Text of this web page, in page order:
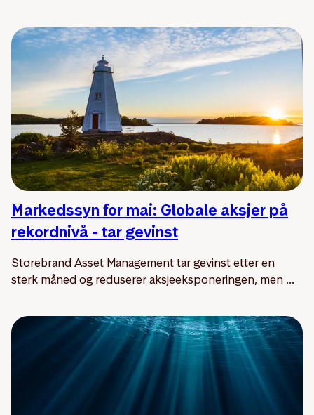
Markedssyn for mai: Globale aksjer på
rekordnivå - tar gevinst
Storebrand Asset Management tar gevinst etter en
sterk måned og reduserer aksjeeksponeringen, men ...